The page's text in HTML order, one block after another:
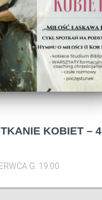
KOBIET – 4
G. 19.00